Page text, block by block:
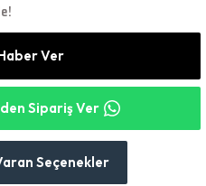
Ver
Sipariş Ver
Seçenekler